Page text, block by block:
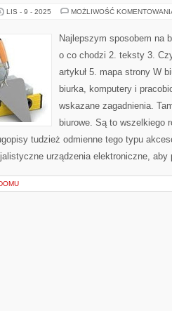
LIS - 9 - 2025 MOŻLIWOŚĆ
Najlepszym sposobem na
o co chodzi 2. teksty 3.
artykuł 5. mapa strony W
biurka, komputery i
wskazane zagadnienia.
biurowe. Są to wszelkiego
tudzież odmienne tego typu
urządzenia elektroniczne,